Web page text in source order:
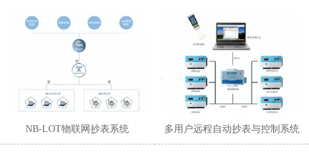
NB-LOT物联网抄表系统 多用户远程自动抄表与控制系统